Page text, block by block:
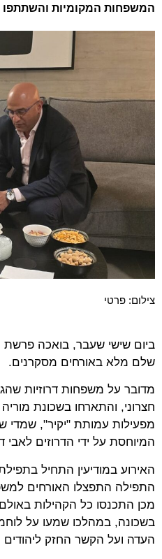
המשפחות המקומיות והשתתפו
צילום: פרטי
ביום שישי שעבר, בואכה פרשת
שלם מלא באורחים מסקרנים.
מדובר על משפחות דרוזיות
חצרוני, והתארחו בשכונת
מפעילות עמותת "יקיר",
המיוחסת על ידי הדרוזים
האירוע במודיעין התחיל
התפילה התפצלו האורחים
מכן התכנסו כל הקהילות
בשכונה, במהלכו שמעו על
העדה ועל הקשר החזק ליהודים